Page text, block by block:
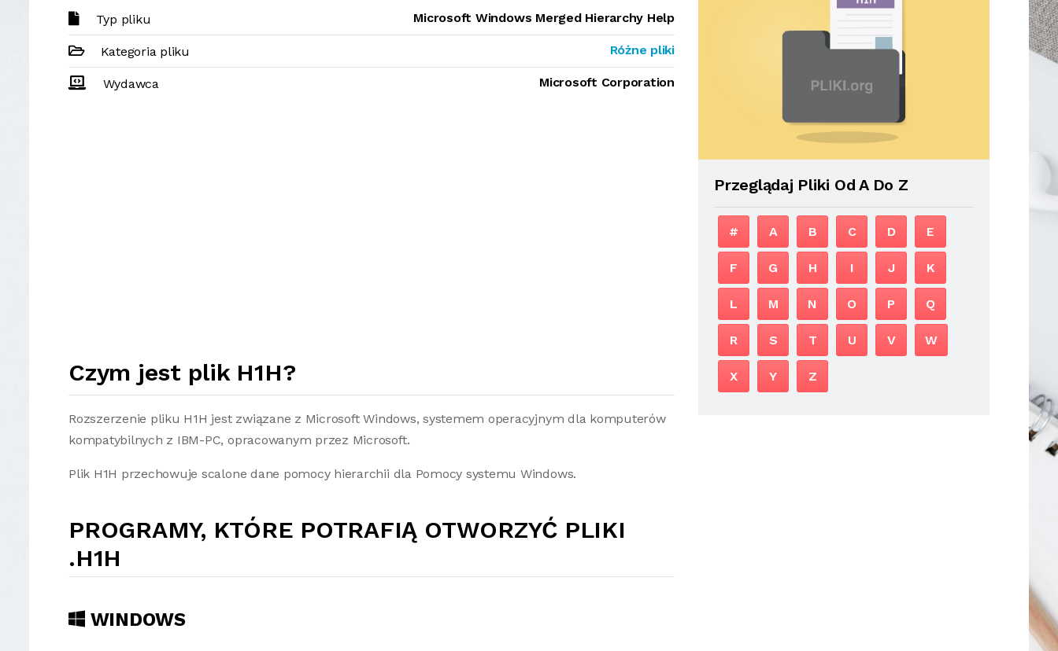
Typ pliku Microsoft Windows Merged Hierarchy Help
Kategoria pliku Różne pliki
Wydawca Microsoft Corporation
Czym jest plik H1H?
Rozszerzenie pliku H1H jest związane z Microsoft Windows, systemem operacyjnym dla komputerów
kompatybilnych z IBM-PC, opracowanym przez Microsoft.
Plik H1H przechowuje scalone dane pomocy hierarchii dla Pomocy systemu Windows.
PROGRAMY, KTÓRE POTRAFIĄ OTWORZYĆ PLIKI
.H1H
WINDOWS
Przeglądaj Pliki Od A Do Z
# A B C D E
F G H I J K
L M N O P Q
R S T U V W
X Y Z